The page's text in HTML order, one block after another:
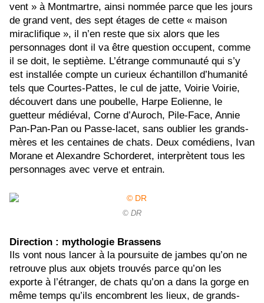
vent » à Montmartre, ainsi nommée parce que les jours
de grand vent, des sept étages de cette « maison
miraclifique », il n’en reste que six alors que les
personnages dont il va être question occupent, comme
il se doit, le septième. L’étrange communauté qui s’y
est installée compte un curieux échantillon d’humanité
tels que Courtes-Pattes, le cul de jatte, Voirie Voirie,
découvert dans une poubelle, Harpe Eolienne, le
guetteur médiéval, Corne d’Auroch, Pile-Face, Annie
Pan-Pan-Pan ou Passe-lacet, sans oublier les grands-
mères et les centaines de chats. Deux comédiens, Ivan
Morane et Alexandre Schorderet, interprètent tous les
personnages avec verve et entrain.
© DR
Direction : mythologie Brassens
Ils vont nous lancer à la poursuite de jambes qu’on ne
retrouve plus aux objets trouvés parce qu’on les
exporte à l’étranger, de chats qu’on a dans la gorge en
même temps qu’ils encombrent les lieux, de grands-